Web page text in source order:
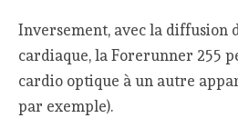
Inversement, avec la diffusion
cardiaque, la Forerunner 255
cardio optique à un autre
par exemple).